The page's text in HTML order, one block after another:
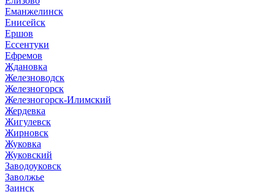
Еманжелинск
Енисейск
Ершов
Ессентуки
Ефремов
Ждановка
Железноводск
Железногорск
Железногорск-Илимский
Жердевка
Жигулевск
Жирновск
Жуковка
Жуковский
Заводоуковск
Заволжье
Заинск